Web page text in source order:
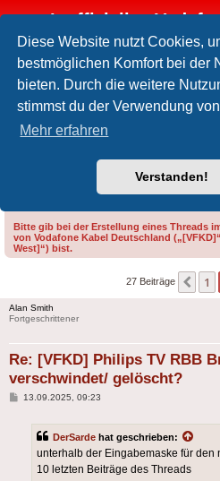
Diese Website nutzt Cookies,
bestmöglichen Komfort bei der
bieten. Durch die weitere
stimmst du der Verwendung
Mehr erfahren
Verstanden!
Inoffizielles
FAQ
Foren-Übersicht
[VFKD] Philips TV RBB
Bitte gib bei der Erstellung eines Threads
von Vodafone Kabel Deutschland
West]“) bist.
27 Beiträge 1
Alan Smith
Fortgeschrittener
Re: [VFKD] Philips TV RBB
verschwindet/ gelöscht?
Beitrag
13.09.2025, 09:23
DerSarde hat geschrieben:
unterhalb der Eingabemaske für den
10 letzten Beiträge des Threads